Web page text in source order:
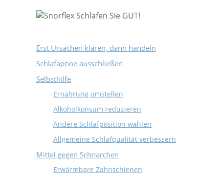
Erst Ursachen klären, dann handeln
Schlafapnoe ausschließen
Selbsthilfe
Ernährung umstellen
Alkoholkonsum reduzieren
Andere Schlafposition wählen
Allgemeine Schlafqualität verbessern
Mittel gegen Schnarchen
Erwärmbare Zahnschienen